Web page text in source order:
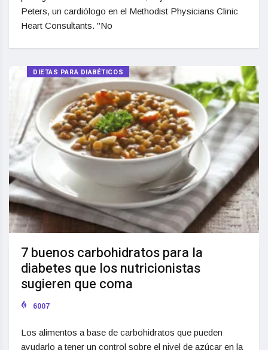
Peters, un cardiólogo en el Methodist Physicians Clinic
Heart Consultants. "No
DIETAS PARA DIABÉTICOS
7 buenos carbohidratos para la
diabetes que los nutricionistas
sugieren que coma
6007
Los alimentos a base de carbohidratos que pueden
ayudarlo a tener un control sobre el nivel de azúcar en la